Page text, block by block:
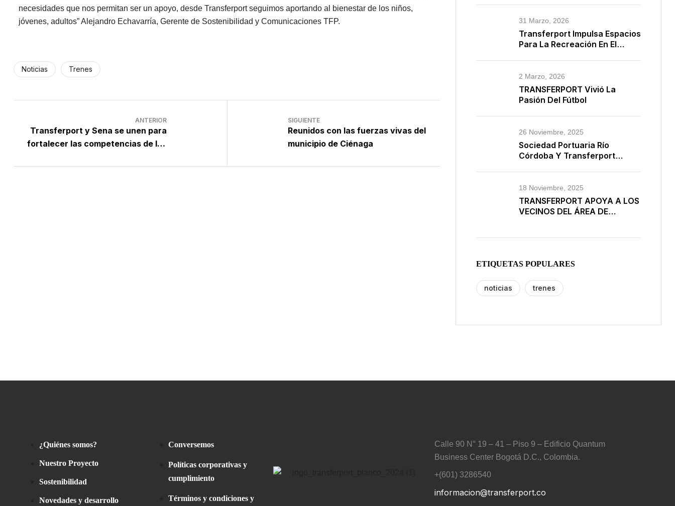
necesidades que nos permitan ser un apoyo, desde Transferport seguimos aportando al bienestar de los niños,
jóvenes, adultos” Alejandro Echavarría, Gerente de Sostenibilidad y Comunicaciones TFP.
Noticias Trenes
ANTERIOR
Transferport y Sena se unen para
fortalecer las competencias de los
proyecto
SIGUIENTE
Reunidos con las fuerzas vivas del
municipio de Ciénaga
31 Marzo, 2026
Transferport Impulsa Espacios
Para La Recreación En El
2 Marzo, 2026
TRANSFERPORT Vivió La
Pasión Del Fútbol
26 Noviembre, 2025
Sociedad Portuaria Río
Córdoba Y Transferport
Fortalecer La Formación
Técnica
18 Noviembre, 2025
TRANSFERPORT APOYA A LOS
VECINOS DEL ÁREA DE
ETIQUETAS POPULARES
noticias trenes
¿Quiénes somos?
Nuestro Proyecto
Sostenibilidad
Novedades y desarrollo
Conversemos
Políticas corporativas y
cumplimiento
Términos y condiciones y
Calle 90 N° 19 – 41 – Piso 9 – Edificio Quantum
Business Center Bogotá D.C., Colombia.
+(601) 3286540
informacion@transferport.co